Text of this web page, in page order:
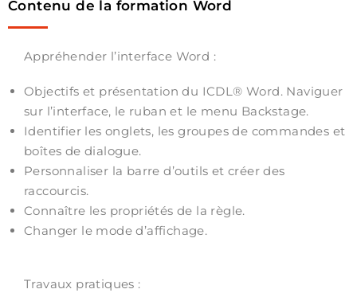
Contenu de la formation Word
Appréhender l’interface Word :
Objectifs et présentation du ICDL® Word. Naviguer
sur l’interface, le ruban et le menu Backstage.
Identifier les onglets, les groupes de commandes et
boîtes de dialogue.
Personnaliser la barre d’outils et créer des
raccourcis.
Connaître les propriétés de la règle.
Changer le mode d’affichage.
Travaux pratiques :